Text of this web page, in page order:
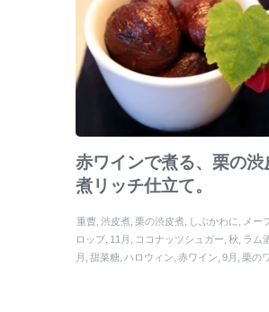
赤ワインで煮る、栗の渋
煮リッチ仕立て。
重曹 渋皮煮 栗の渋皮煮 しぶかわに
メー
ロップ 11月 ココナッツシュガー 秋 ラム
月
甜菜糖 ハロウィン 赤ワイン 9月
栗の